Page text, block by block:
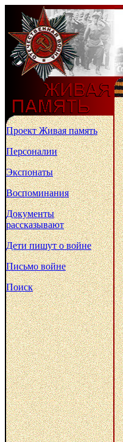
Проект Живая память
Персоналии
Экспонаты
Воспоминания
Документы
рассказывают
Дети пишут о войне
Письмо войне
Поиск